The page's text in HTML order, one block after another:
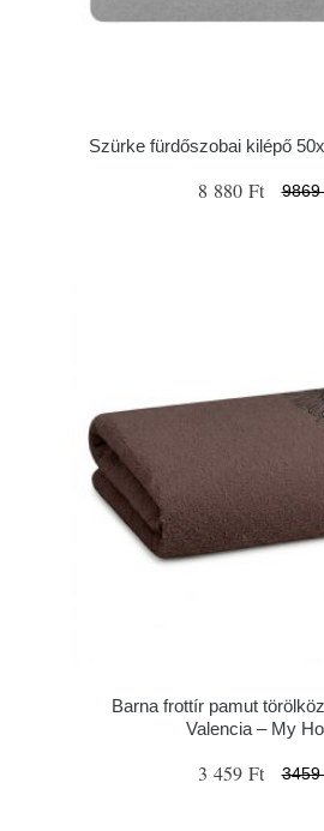
Szürke fürdőszobai kilépő
8 880 Ft 9869
Barna frottír pamut
Valencia – My
3 459 Ft 3459